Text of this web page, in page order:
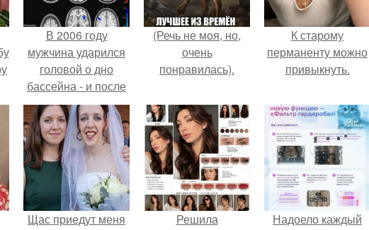
В 2006 году
мужчина ударился
головой о дно
бассейна - и после
этого его жизнь
изменилась самым
странным образом.
(Речь не моя, но,
очень
понравилась).
К старому
перманенту можно
привыкнуть.
Щас приедут меня
Решила
Надоело каждый